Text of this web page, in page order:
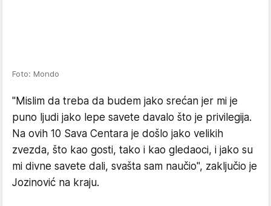
Foto: Mondo
"Mislim da treba da budem jako srećan jer mi je
puno ljudi jako lepe savete davalo što je privilegija.
Na ovih 10 Sava Centara je došlo jako velikih
zvezda, što kao gosti, tako i kao gledaoci, i jako su
mi divne savete dali, svašta sam naučio", zaključio je
Jozinović na kraju.